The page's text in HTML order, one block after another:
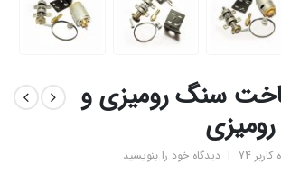
سنگ رومیزی و
کاربر74
| دیدگاه خود را بنویسید